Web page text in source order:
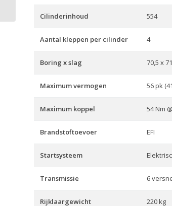
Cilinderinhoud 554
Aantal kleppen per cilinder 4
Boring x slag 70,5 x 71
Maximum vermogen 56 pk
Maximum koppel 54 Nm
Brandstoftoevoer EFI
Startsysteem
Transmissie 6
Rijklaargewicht 220 kg